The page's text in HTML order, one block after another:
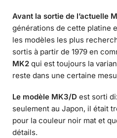
Avant la sortie de l’actuelle
générations de cette platine
les modèles les plus
sortis à partir de 1979 en
MK2 qui est toujours la
reste dans une certaine
Le modèle MK3/D est sorti
seulement au Japon, il était
pour la couleur noir mat et
détails.